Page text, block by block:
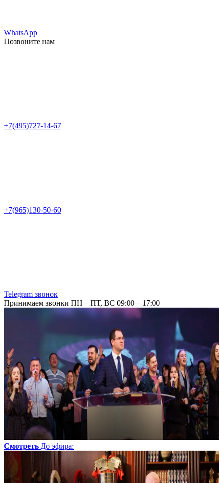
WhatsApp
Позвоните нам
+7(495)727-14-67
+7(965)130-50-60
Telegram звонок
Принимаем звонки ПН – ПТ, ВС 09:00 – 17:00
Смотреть До эфира: